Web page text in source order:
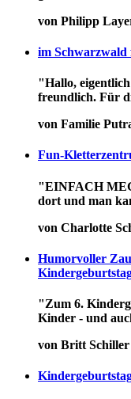
von Philipp
im
"Hallo,
freundlich. Für
von Familie
Fun-
"EINFACH
dort und man
von Charlotte
Humorvoller
"Zum 6.
Kinder - und
von Britt Schiller